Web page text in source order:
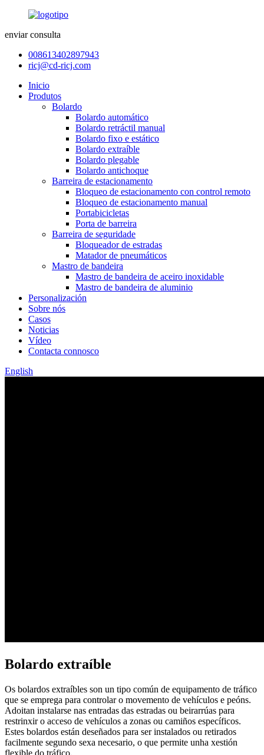
enviar consulta
008613402897943
ricj@cd-ricj.com
Inicio
Produtos
Bolardo
Bolardo automático
Bolardo retráctil manual
Bolardo fixo e estático
Bolardo extraíble
Bolardo plegable
Bolardo antichoque
Barreira de estacionamento
Bloqueo de estacionamento con control remoto
Bloqueo de estacionamento manual
Portabicicletas
Porta de barreira
Barreira de seguridade
Bloqueador de estradas
Matador de pneumáticos
Mastro de bandeira
Mastro de bandeira de aceiro inoxidable
Mastro de bandeira de aluminio
Personalización
Sobre nós
Casos
Noticias
Vídeo
Contacta connosco
English
Bolardo extraíble
Os bolardos extraíbles son un tipo común de equipamento de tráfico
que se emprega para controlar o movemento de vehículos e peóns.
Adoitan instalarse nas entradas das estradas ou beirarrúas para
restrinxir o acceso de vehículos a zonas ou camiños específicos.
Estes bolardos están deseñados para ser instalados ou retirados
facilmente segundo sexa necesario, o que permite unha xestión
flexible do tráfico.